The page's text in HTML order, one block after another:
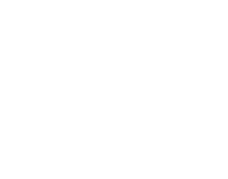
mediafuncties te bieden en om ons verkeer